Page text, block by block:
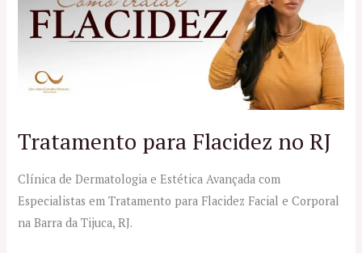
Tratamento para Flacidez no RJ
Clínica de Dermatologia e Estética Avançada com
Especialistas em Tratamento para Flacidez Facial e Corporal
na Barra da Tijuca, RJ.